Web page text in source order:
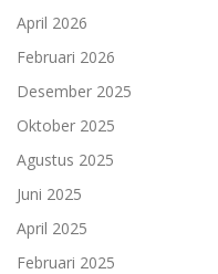
April 2026
Februari 2026
Desember 2025
Oktober 2025
Agustus 2025
Juni 2025
April 2025
Februari 2025